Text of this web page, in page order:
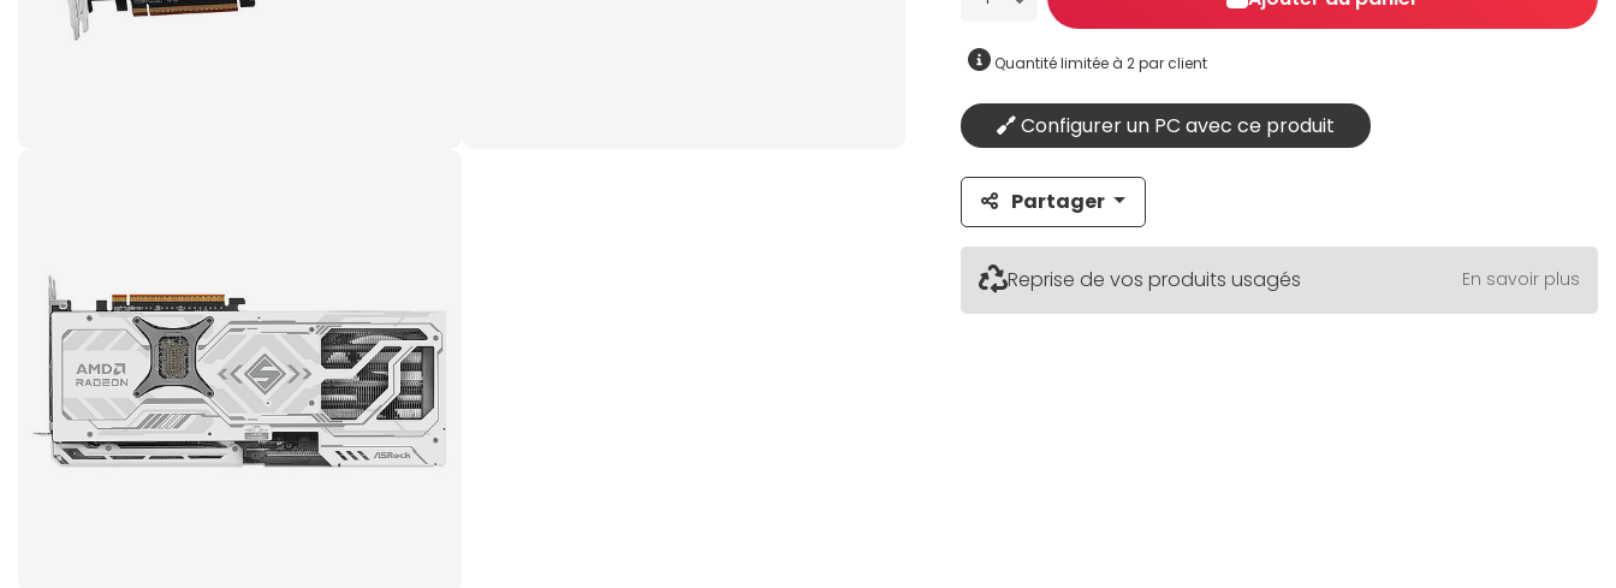
Quantité limitée à 2 par client
Configurer un PC avec ce produit
Partager
Reprise de vos produits usagés En savoir plus